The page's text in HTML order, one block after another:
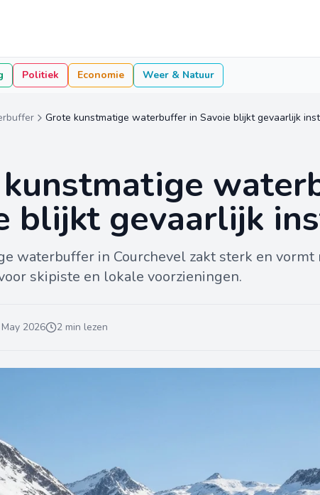
Politiek Economie Weer & Natuur
Grote kunstmatige waterbuffer in Savoie blijkt gevaarlijk
blijkt gevaarlijk
waterbuffer in Courchevel zakt sterk en
skipiste en lokale voorzieningen.
2026 2 min lezen